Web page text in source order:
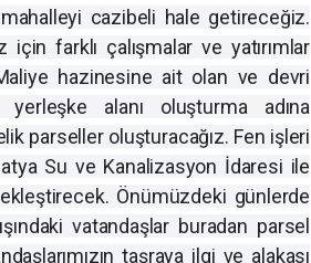
cazibeli hale getireceğiz.
farklı çalışmalar ve yatırımlar
hazinesine ait olan ve devri
alanı oluşturma adına
parseller oluşturacağız. Fen işleri
Su ve Kanalizasyon İdaresi ile
Önümüzdeki günlerde
vatandaşlar buradan parsel
taşraya ilgi ve alakası